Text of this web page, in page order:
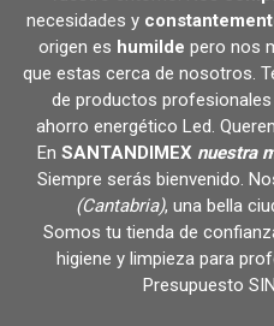
necesidades y
origen es humilde pero nos
que estas cerca de nosotros.
de productos
ahorro energético Led.
En SANTANDIMEX nuestra
Siempre serás bienvenido.
(Cantabria), una bella
Somos tu tienda de
higiene y limpieza para
Presupuesto